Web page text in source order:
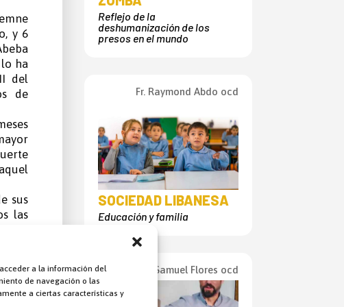
a la información del
de navegación o las
a ciertas características y
y 6
ha
del
de
sus
las
del
Reflejo de la
deshumanización de los
presos en el mundo
Fr. Raymond Abdo ocd
SOCIEDAD LIBANESA
Educación y familia
Fr. Samuel Flores ocd